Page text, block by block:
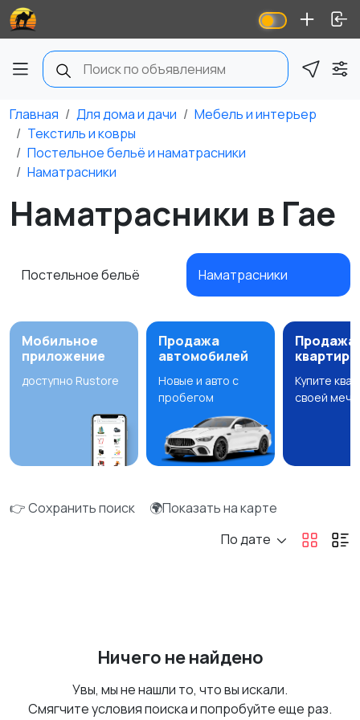
Главная Для дома и дачи
Мебель и интерьер
Текстиль и ковры
Постельное бельё и наматрасники
Наматрасники
Наматрасники в Гае
Постельное бельё Наматрасники
Мобильное
приложение
доступно Rustore
Продажа
автомобилей
Новые и авто с
пробегом
Продажа
квартир
Купите
своей
👉 Сохранить поиск
🌍Показать на карте
По дате
Ничего не найдено
Увы, мы не нашли то, что вы искали.
Смягчите условия поиска и попробуйте еще раз.